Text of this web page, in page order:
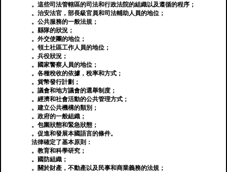
。這些司法管轄區的司法和行政法院的組織以及遵循的程序；
。治安法官，部長級官員和司法輔助人員的地位；
。公共服務的一般法規；
。縣隊的狀況；
。外交使團的地位；
。領土社區工作人員的地位；
。兵役狀況；
。國家警察人員的地位；
。各種稅收的依據，稅率和方式；
。貨幣發行計劃；
。議會和地方議會的選舉制度；
。經濟和社會活動的公共管理方式；
。建立公共機構的類別；
。政府的一般組織；
。包圍狀態和緊急狀態；
。促進和發展本國語言的條件。
法律確定了基本原則：
。教育和科學研究；
。國防組織；
。關於財產，不動產以及民事和商業義務的法規；